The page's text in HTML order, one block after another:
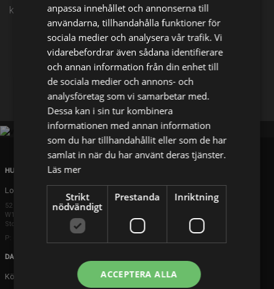
kl. 21:00 på TV4 Guld
Facebook X
HUVUDKONTOR
London
52 Brook Street
W1K 5DS London
Storbritannien
P: +44 203 608 8181
DANMARK
Köpenhamn
anpassa innehållet och annonserna till
användarna, tillhandahålla funktioner för
sociala medier och analysera vår trafik. Vi
vidarebefordrar även sådana identifierare
och annan information från din enhet till
de sociala medier och annons- och
analysföretag som vi samarbetar med.
Dessa kan i sin tur kombinera
informationen med annan information
som du har tillhandahållit eller som de har
samlat in när du har använt deras tjänster.
Läs mer
Strikt
nödvändigt
Prestanda Inriktning
ACCEPTERA ALLA